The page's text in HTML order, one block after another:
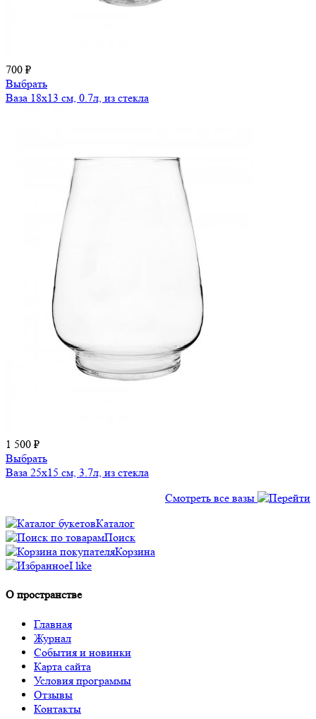
700 ₽
Выбрать
Ваза 18х13 см, 0.7л, из стекла
1 500 ₽
Выбрать
Ваза 25х15 см, 3.7л, из стекла
Смотреть все вазы
Каталог
Поиск
Корзина
I like
О пространстве
Главная
Журнал
События и новинки
Карта сайта
Условия программы
Отзывы
Контакты